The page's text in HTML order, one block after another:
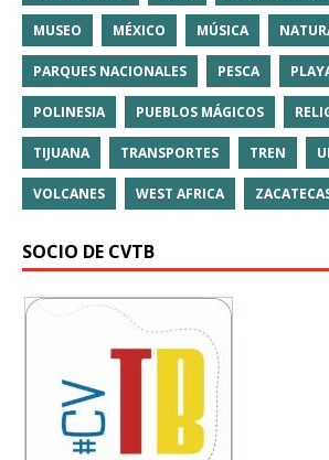
MUSEO MÉXICO MÚSICA
PARQUES NACIONALES PESCA
POLINESIA PUEBLOS MÁGICOS
TIJUANA TRANSPORTES TREN
VOLCANES WEST AFRICA
SOCIO DE CVTB